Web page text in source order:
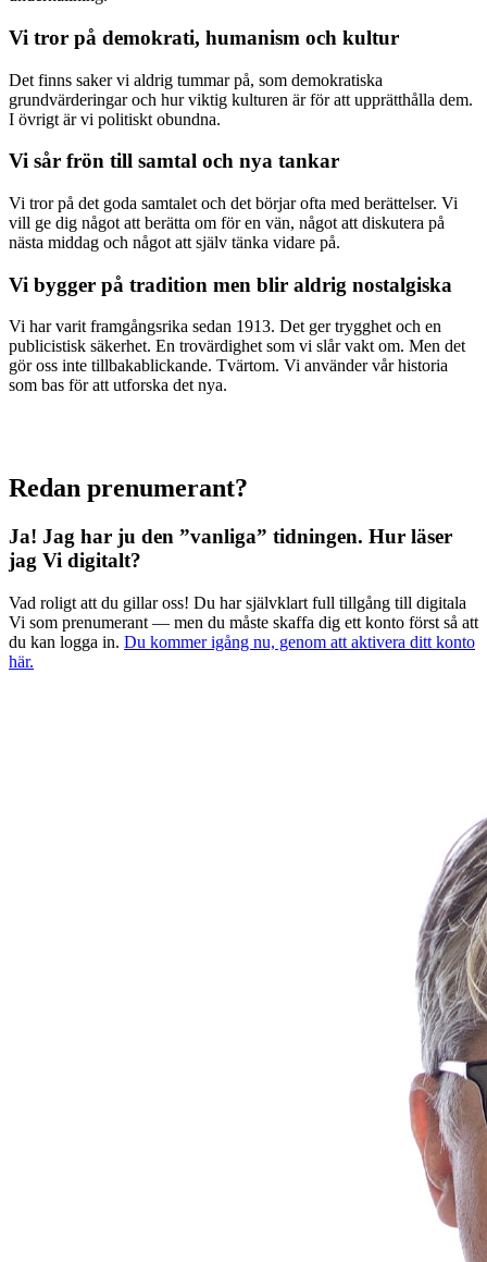
Vi tror på demokrati, humanism och kultur
Det finns saker vi aldrig tummar på, som demokratiska
grundvärderingar och hur viktig kulturen är för att upprätthålla dem.
I övrigt är vi politiskt obundna.
Vi sår frön till samtal och nya tankar
Vi tror på det goda samtalet och det börjar ofta med berättelser. Vi
vill ge dig något att berätta om för en vän, något att diskutera på
nästa middag och något att själv tänka vidare på.
Vi bygger på tradition men blir aldrig nostalgiska
Vi har varit framgångsrika sedan 1913. Det ger trygghet och en
publicistisk säkerhet. En trovärdighet som vi slår vakt om. Men det
gör oss inte tillbakablickande. Tvärtom. Vi använder vår historia
som bas för att utforska det nya.
Redan prenumerant?
Ja! Jag har ju den ”vanliga” tidningen. Hur läser
jag Vi digitalt?
Vad roligt att du gillar oss! Du har självklart full tillgång till digitala
Vi som prenumerant — men du måste skaffa dig ett konto först så att
du kan logga in. Du kommer igång nu, genom att aktivera ditt konto
här.